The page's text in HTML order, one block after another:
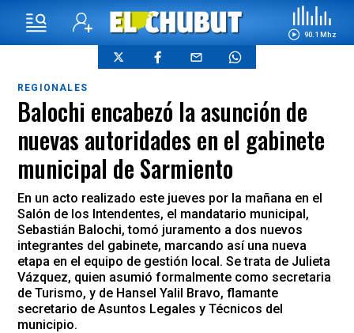
90.1 Mhz
REGIONALES
Balochi encabezó la asunción de
nuevas autoridades en el gabinete
municipal de Sarmiento
En un acto realizado este jueves por la mañana en el
Salón de los Intendentes, el mandatario municipal,
Sebastián Balochi, tomó juramento a dos nuevos
integrantes del gabinete, marcando así una nueva
etapa en el equipo de gestión local. Se trata de Julieta
Vázquez, quien asumió formalmente como secretaria
de Turismo, y de Hansel Yalil Bravo, flamante
secretario de Asuntos Legales y Técnicos del
municipio.